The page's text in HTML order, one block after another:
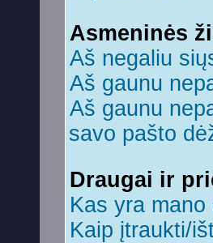
Asmeninės
Aš negaliu
Aš gaunu
Aš gaunu
savo pašto
Draugai ir
Kas yra
Kaip įtraukti/